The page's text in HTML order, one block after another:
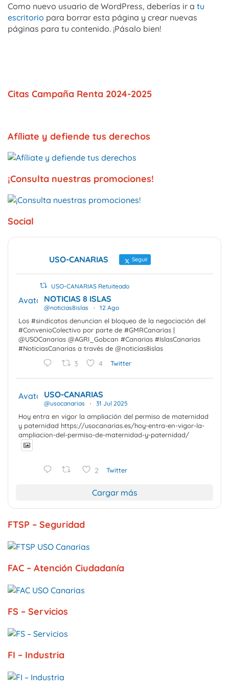
Como nuevo usuario de WordPress, deberías ir a tu
escritorio para borrar esta página y crear nuevas
páginas para tu contenido. ¡Pásalo bien!
Citas Campaña Renta 2024-2025
Afíliate y defiende tus derechos
¡Consulta nuestras promociones!
Social
USO-CANARIAS Seguir
USO-CANARIAS Retuiteado
Avatar NOTICIAS 8 ISLAS
@noticias8islas · 12 Ago
Los #sindicatos denuncian el bloqueo de la negociación del
#ConvenioColectivo por parte de #GMRCanarias |
@USOCanarias @AGRI_Gobcan #Canarias #IslasCanarias
#NoticiasCanarias a través de @noticias8islas
3 4 Twitter
Avatar USO-CANARIAS
@usocanarias · 31 Jul 2025
Hoy entra en vigor la ampliación del permiso de maternidad
y paternidad https://usocanarias.es/hoy-entra-en-vigor-la-
ampliacion-del-permiso-de-maternidad-y-paternidad/
2 Twitter
Cargar más
FTSP – Seguridad
FAC – Atención Ciudadanía
FS – Servicios
FI – Industria